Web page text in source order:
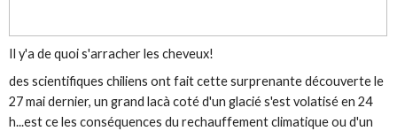
Il y'a de quoi s'arracher les cheveux!
des scientifiques chiliens ont fait cette surprenante découverte le
27 mai dernier, un grand lacà coté d'un glacié s'est volatisé en 24
h...est ce les conséquences du rechauffement climatique ou d'un